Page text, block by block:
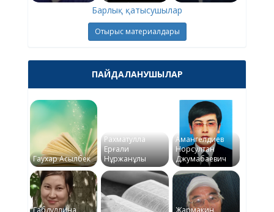
Барлық қатысушылар
Отырыс материалдары
ПАЙДАЛАНУШЫЛАР
Гаухар Асылбек
Рахматулла
Ерғали
Нұржанұлы
Амангелдиев
Норсултан
Джумабаевич